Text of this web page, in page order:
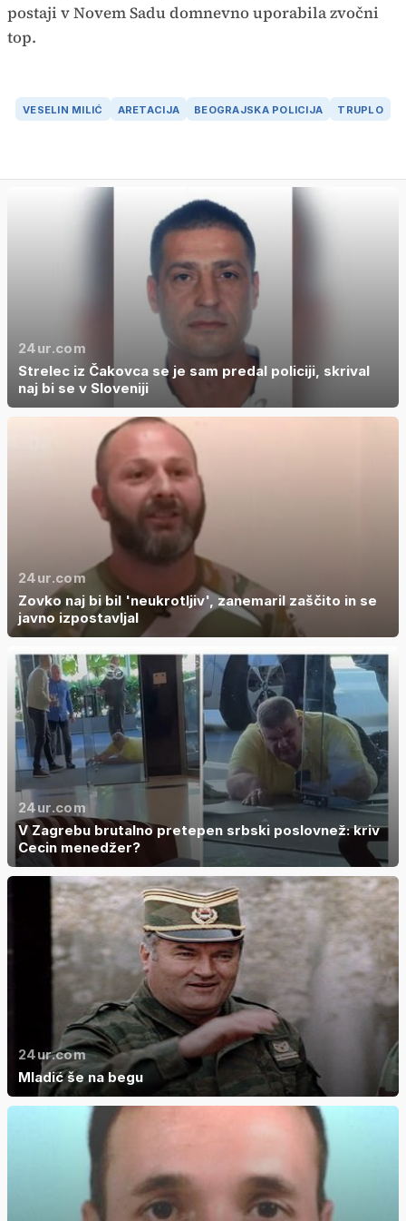
postaji v Novem Sadu domnevno uporabila zvočni
top.
VESELIN MILIĆ ARETACIJA BEOGRAJSKA POLICIJA TRUPLO
24ur.com
Strelec iz Čakovca se je sam predal policiji, skrival
naj bi se v Sloveniji
24ur.com
Zovko naj bi bil 'neukrotljiv', zanemaril zaščito in se
javno izpostavljal
24ur.com
V Zagrebu brutalno pretepen srbski poslovnež: kriv
Cecin menedžer?
24ur.com
Mladić še na begu